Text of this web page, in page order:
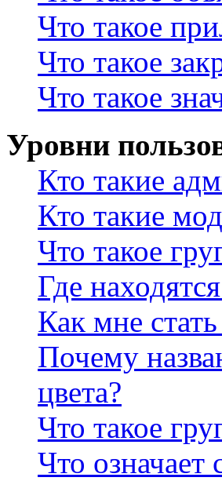
Что такое
Что такое
Что такое
Уровни
Кто такие
Кто такие
Что такое
Где
Как мне
Почему
цвета?
Что такое
Что